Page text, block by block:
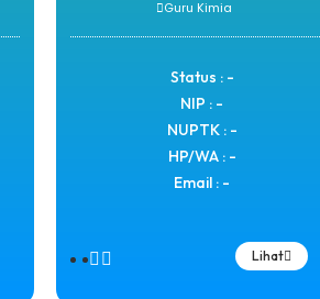
Guru Kimia
Status : -
NIP : -
NUPTK : -
HP/WA : -
Email : -
Lihat